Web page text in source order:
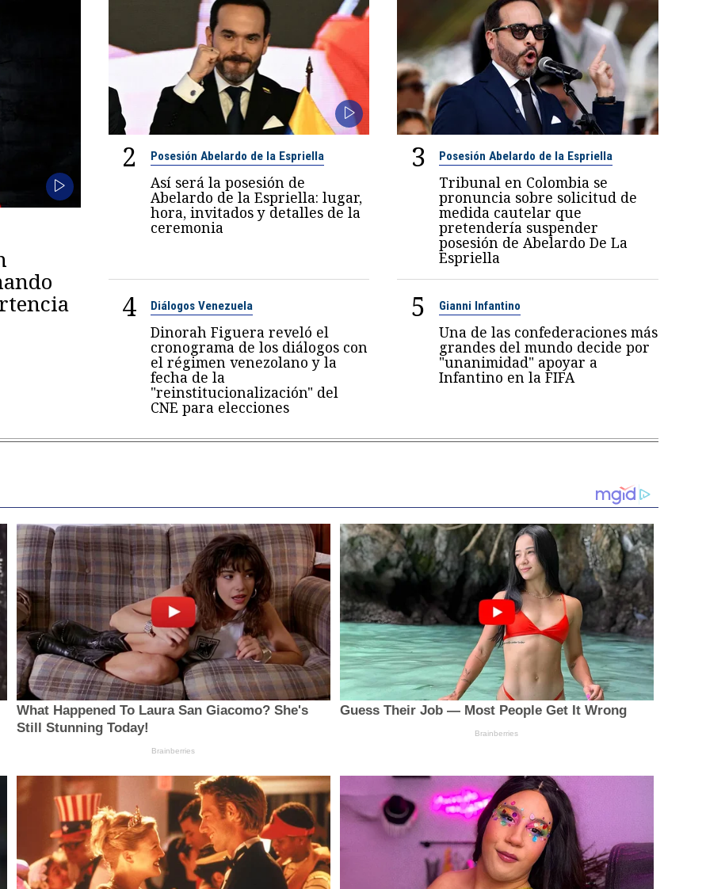
2 Posesión Abelardo de la Espriella
Así será la posesión de
Abelardo de la Espriella: lugar,
hora, invitados y detalles de la
ceremonia
3 Posesión Abelardo de la Espriella
Tribunal en Colombia se
pronuncia sobre solicitud de
medida cautelar que
pretendería suspender
posesión de Abelardo De La
Espriella
4 Diálogos Venezuela
Dinorah Figuera reveló el
cronograma de los diálogos con
el régimen venezolano y la
fecha de la
"reinstitucionalización" del
CNE para elecciones
5 Gianni Infantino
Una de las confederaciones más
grandes del mundo decide por
"unanimidad" apoyar a
Infantino en la FIFA